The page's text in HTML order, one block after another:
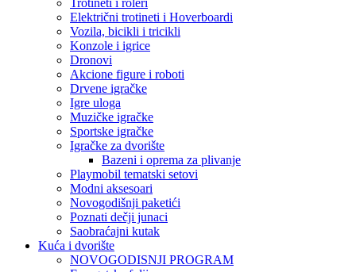
Električni trotineti i Hoverboardi
Vozila, bicikli i tricikli
Konzole i igrice
Dronovi
Akcione figure i roboti
Drvene igračke
Igre uloga
Muzičke igračke
Sportske igračke
‎Igračke za dvorište
Bazeni i oprema za plivanje
Playmobil tematski setovi
Modni aksesoari
Novogodišnji paketići
Poznati dečji junaci
Saobraćajni kutak
Kuća i dvorište
NOVOGODISNJI PROGRAM